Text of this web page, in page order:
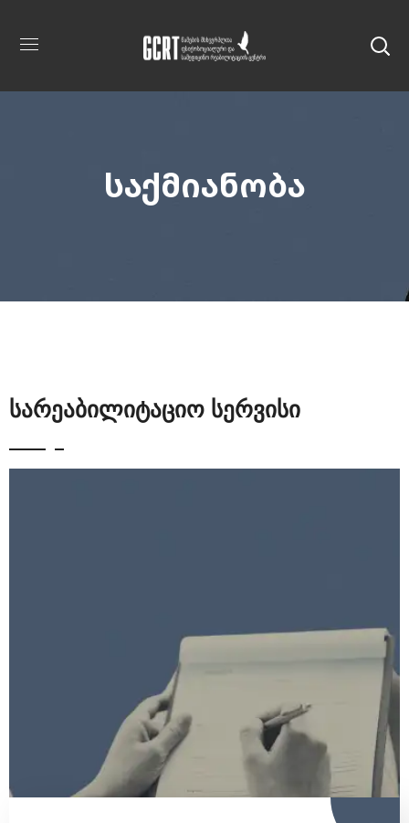
საქმიანობა
სარეაბილიტაციო სერვისი